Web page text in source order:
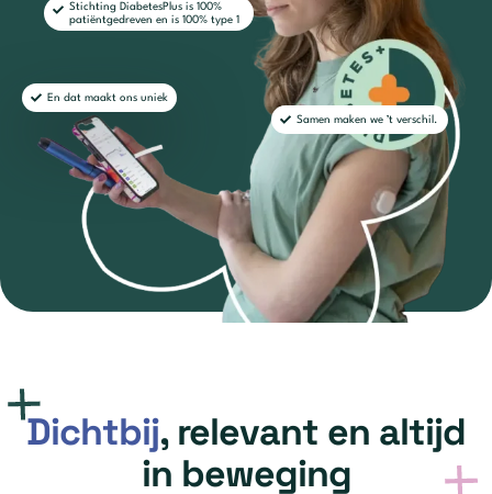
Stichting DiabetesPlus is 100%
patiëntgedreven en is 100% type 1
En dat maakt ons uniek
Samen maken we ’t verschil.
Dichtbij, relevant en altijd
in beweging